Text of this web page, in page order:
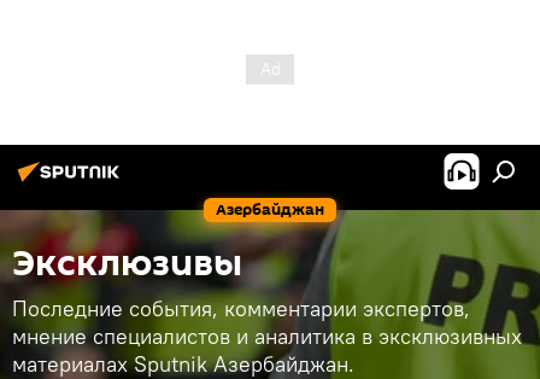
Азербайджан
Эксклюзивы
Последние события, комментарии экспертов,
мнение специалистов и аналитика в эксклюзивных
материалах Sputnik Азербайджан.